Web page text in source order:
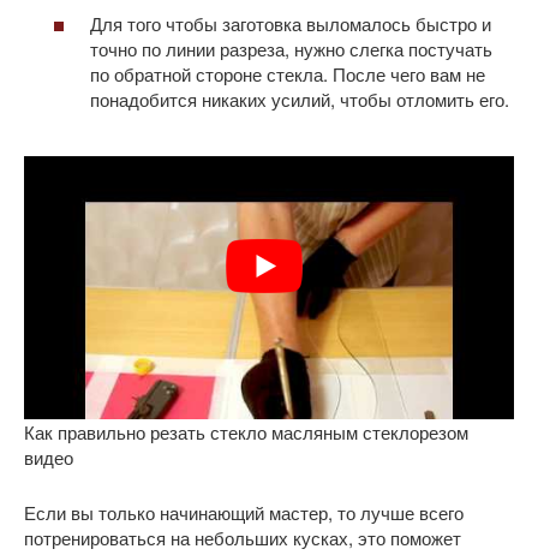
Для того чтобы заготовка выломалось быстро и
точно по линии разреза, нужно слегка постучать
по обратной стороне стекла. После чего вам не
понадобится никаких усилий, чтобы отломить его.
Как правильно резать стекло масляным стеклорезом
видео
Если вы только начинающий мастер, то лучше всего
потренироваться на небольших кусках, это поможет